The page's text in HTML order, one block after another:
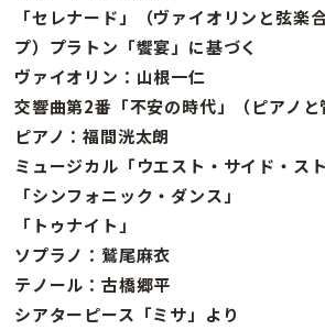
「セレナード」（ヴァイオリンと弦楽
プ）プラトン「饗宴」に基づく
ヴァイオリン：山根一仁
交響曲第2番「不安の時代」（ピアノと
ピアノ：福間洸太朗
ミュージカル「ウエスト・サイド・ス
「シンフォニック・ダンス」
「トゥナイト」
ソプラノ：鷲尾麻衣
テノール：古橋郷平
シアターピース「ミサ」より